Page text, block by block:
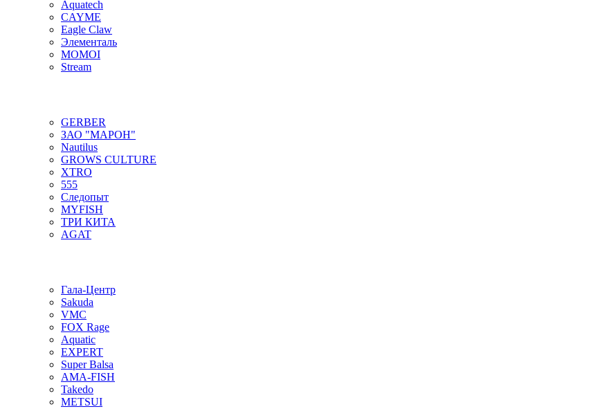
Aquatech
CAYME
Eagle Claw
Элементаль
MOMOI
Stream
GERBER
ЗАО "МАРОН"
Nautilus
GROWS CULTURE
XTRO
555
Следопыт
MYFISH
ТРИ КИТА
AGAT
Гала-Центр
Sakuda
VMC
FOX Rage
Aquatic
EXPERT
Super Balsa
AMA-FISH
Takedo
METSUI